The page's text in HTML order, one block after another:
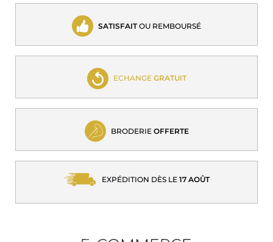
SATISFAITOU REMBOURSÉ
ECHANGE GRATUIT
BRODERIE OFFERTE
EXPÉDITION DÈS LE 17 AOÛT